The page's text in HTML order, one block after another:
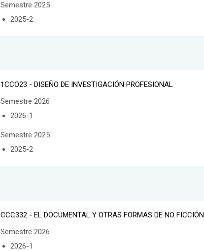
Semestre 2025
2025-2
1CCO23 - DISEÑO DE INVESTIGACIÓN PROFESIONAL
Semestre 2026
2026-1
Semestre 2025
2025-2
CCC332 - EL DOCUMENTAL Y OTRAS FORMAS DE NO FICCIÓN
Semestre 2026
2026-1